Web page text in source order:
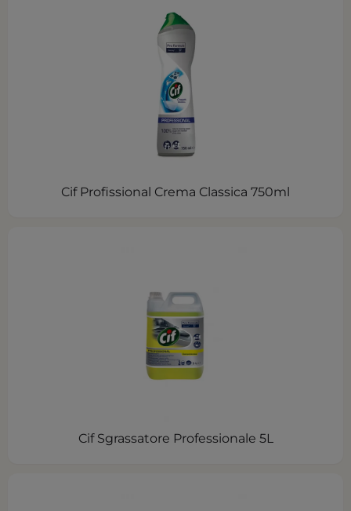
Cif Profissional Crema Classica 750ml
Cif Sgrassatore Professionale 5L